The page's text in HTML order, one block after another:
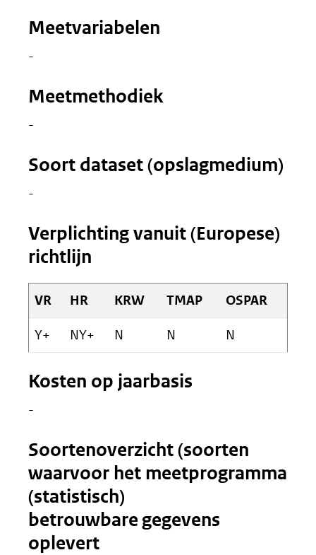
Meetvariabelen
-
Meetmethodiek
-
Soort dataset (opslagmedium)
-
Verplichting vanuit (Europese)
richtlijn
VR HR KRW TMAP OSPAR
Y+ NY+ N N N
Kosten op jaarbasis
-
Soortenoverzicht (soorten
waarvoor het meetprogramma
(statistisch)
betrouwbare gegevens
oplevert